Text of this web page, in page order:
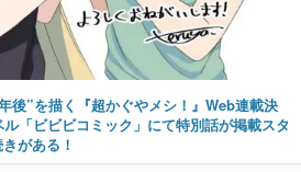
後”を描く『超かぐやメシ！』Web連載決
「ビビビコミック」にて特別話が掲載スタ
がある！